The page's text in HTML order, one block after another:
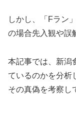
しかし、「Fラン
の場合先入観や誤
本記事では、新潟
ているのかを分析
その真偽を考察し